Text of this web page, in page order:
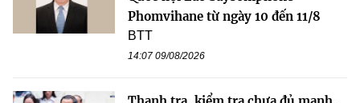
Phomvihane từ ngày 10 đến 11/8
BTT
14:07 09/08/2026